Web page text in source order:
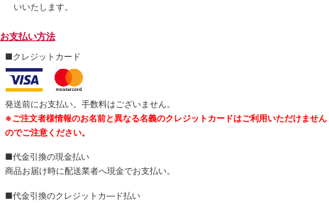
いいたします。
お支払い方法
■クレジットカード
発送前にお支払い。手数料はございません。
※ご注文者様情報のお名前と異なる名義のクレジットカードはご利用いただけません
のでご注意ください。
■代金引換の現金払い
商品お届け時に配送業者へ現金でお支払い。
■代金引換のクレジットカ―ド払い